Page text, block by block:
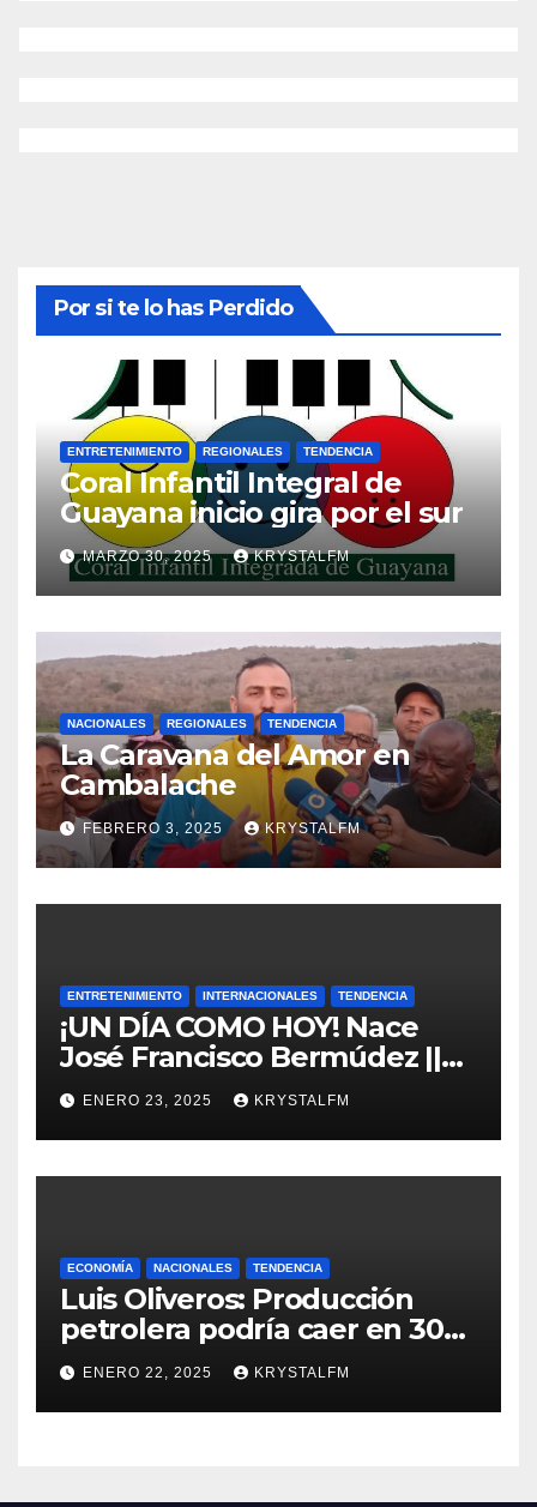
Por si te lo has Perdido
ENTRETENIMIENTO REGIONALES TENDENCIA
Coral Infantil Integral de
Guayana inicio gira por el sur
MARZO 30, 2025 KRYSTALFM
NACIONALES REGIONALES TENDENCIA
La Caravana del Amor en
Cambalache
FEBRERO 3, 2025 KRYSTALFM
ENTRETENIMIENTO INTERNACIONALES TENDENCIA
¡UN DÍA COMO HOY! Nace
José Francisco Bermúdez ||
Nace Jorge Eliecer Gaitán ||
Derrocamiento de Marcos
Pérez Jiménez || Nace
Alfonso Carrasquel ||
ENERO 23, 2025 KRYSTALFM
ECONOMÍA NACIONALES TENDENCIA
Luis Oliveros: Producción
petrolera podría caer en 30%
si EEUU elimina las licencias a
Venezuela
ENERO 22, 2025 KRYSTALFM